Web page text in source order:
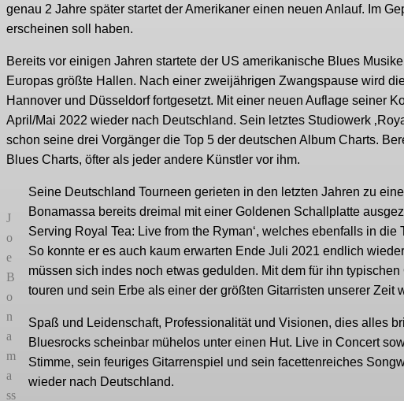
genau 2 Jahre später startet der Amerikaner einen neuen Anlauf. Im
erscheinen soll haben.
Bereits vor einigen Jahren startete der US amerikanische Blues
Europas größte Hallen. Nach einer zweijährigen Zwangspause wird
Hannover und Düsseldorf fortgesetzt. Mit einer neuen Auflage seiner
April/Mai 2022 wieder nach Deutschland. Sein letztes Studiowerk
schon seine drei Vorgänger die Top 5 der deutschen Album Charts.
Blues Charts, öfter als jeder andere Künstler vor ihm.
J
o
e
B
o
n
a
m
a
ss
Seine Deutschland Tourneen gerieten in den letzten Jahren zu
Bonamassa bereits dreimal mit einer Goldenen Schallplatte
Serving Royal Tea: Live from the Ryman‘, welches ebenfalls in
So konnte er es auch kaum erwarten Ende Juli 2021 endlich
müssen sich indes noch etwas gedulden. Mit dem für ihn
touren und sein Erbe als einer der größten Gitarristen unserer Zeit
Spaß und Leidenschaft, Professionalität und Visionen, dies alles
Bluesrocks scheinbar mühelos unter einen Hut. Live in Concert
Stimme, sein feuriges Gitarrenspiel und sein facettenreiches
wieder nach Deutschland.